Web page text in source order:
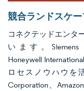
競合ランドスケ
コネクテッドエンタ
います。Siemens
Honeywell
ロセスノウハウを
Corporation、